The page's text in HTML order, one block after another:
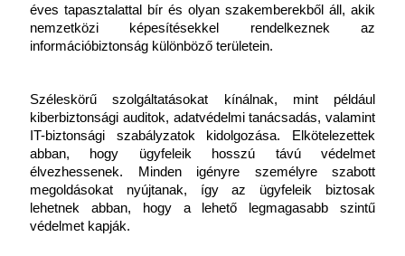
éves tapasztalattal bír és olyan szakemberekből áll, akik
nemzetközi képesítésekkel rendelkeznek az
információbiztonság különböző területein.
Széleskörű szolgáltatásokat kínálnak, mint például
kiberbiztonsági auditok, adatvédelmi tanácsadás, valamint
IT-biztonsági szabályzatok kidolgozása. Elkötelezettek
abban, hogy ügyfeleik hosszú távú védelmet
élvezhessenek. Minden igényre személyre szabott
megoldásokat nyújtanak, így az ügyfeleik biztosak
lehetnek abban, hogy a lehető legmagasabb szintű
védelmet kapják.